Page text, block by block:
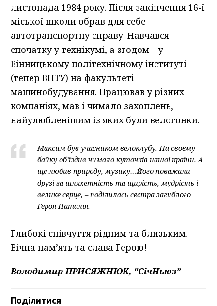
листопада 1984 року. Після закінчення 16-ї
міської школи обрав для себе
автотранспортну справу. Навчався
спочатку у технікумі, а згодом – у
Вінницькому політехнічному інституті
(тепер ВНТУ) на факультеті
машинобудування. Працював у різних
компаніях, мав і чимало захоплень,
найулюбленішим із яких були велогонки.
Максим був учасником велоклубу. На своєму
байку об’їздив чимало куточків нашої країни. А
ще любив природу, музику…Його поважали
друзі за шляхетність та щирість, мудрість і
велике серце, – поділилась сестра загиблого
Героя Наталія.
Глибокі співчуття рідним та близьким.
Вічна пам’ять та слава Герою!
Володимир ПРИСЯЖНЮК, “СічНьюз”
Поділитися